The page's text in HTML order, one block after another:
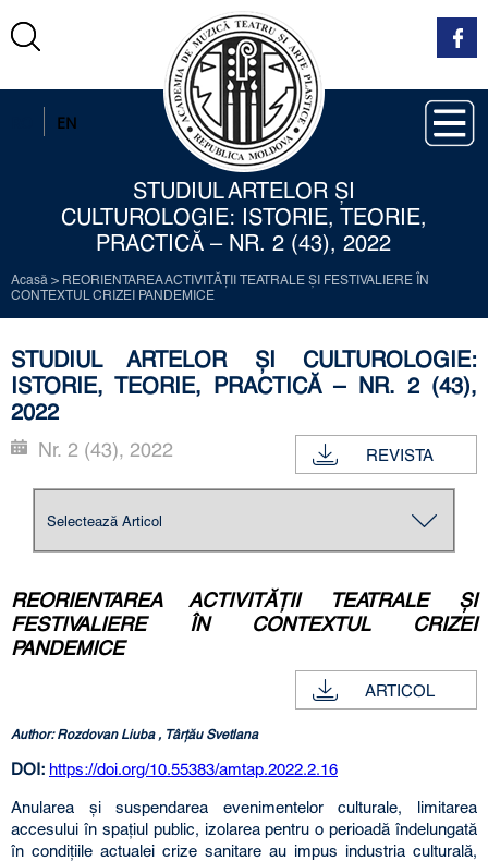
EN
STUDIUL ARTELOR ȘI
CULTUROLOGIE: ISTORIE, TEORIE,
PRACTICĂ – NR. 2 (43), 2022
Acasă > REORIENTAREA ACTIVITĂŢII TEATRALE ŞI FESTIVALIERE ÎN
CONTEXTUL CRIZEI PANDEMICE
STUDIUL ARTELOR ȘI CULTUROLOGIE:
ISTORIE, TEORIE, PRACTICĂ – NR. 2 (43),
2022
REVISTA
Nr. 2 (43), 2022
REORIENTAREA ACTIVITĂŢII TEATRALE ŞI
FESTIVALIERE ÎN CONTEXTUL CRIZEI
PANDEMICE
ARTICOL
Author: Rozdovan Liuba , Târţău Svetlana
DOI: https://doi.org/10.55383/amtap.2022.2.16
Anularea şi suspendarea evenimentelor culturale, limitarea
accesului în spaţiul public, izolarea pentru o perioadă îndelungată
în condiţiile actualei crize sanitare au impus industria culturală,